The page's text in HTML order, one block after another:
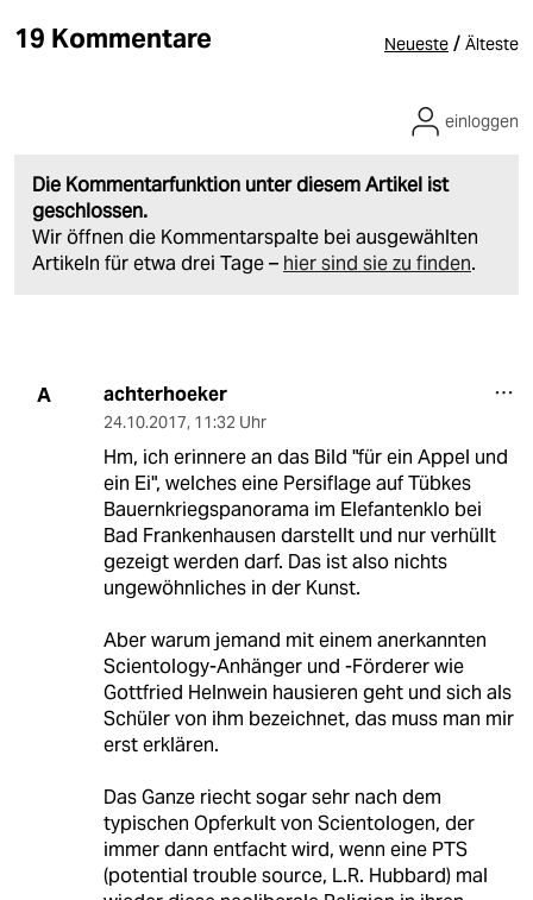
19 Kommentare Neueste / Älteste
Die Kommentarfunktion unter diesem Artikel ist
geschlossen.
Wir öffnen die Kommentarspalte bei ausgewählten
Artikeln für etwa drei Tage – hier sind sie zu finden.
einloggen
A achterhoeker
24.10.2017, 11:32 Uhr
Hm, ich erinnere an das Bild "für ein Appel und
ein Ei", welches eine Persiflage auf Tübkes
Bauernkriegspanorama im Elefantenklo bei
Bad Frankenhausen darstellt und nur verhüllt
gezeigt werden darf. Das ist also nichts
ungewöhnliches in der Kunst.
Aber warum jemand mit einem anerkannten
Scientology-Anhänger und -Förderer wie
Gottfried Helnwein hausieren geht und sich als
Schüler von ihm bezeichnet, das muss man mir
erst erklären.
Das Ganze riecht sogar sehr nach dem
typischen Opferkult von Scientologen, der
immer dann entfacht wird, wenn eine PTS
(potential trouble source, L.R. Hubbard) mal